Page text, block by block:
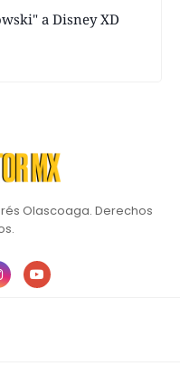
a Disney XD
Olascoaga. Derechos